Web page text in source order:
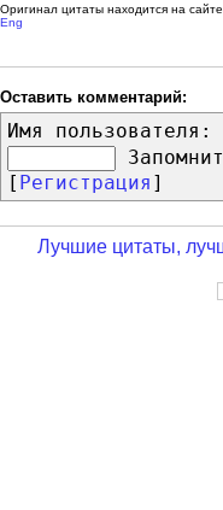
Оригинал цитаты находится на
Eng
Оставить комментарий:
Имя пользователя:
[ Регистрация ]
Лучшие цитаты,